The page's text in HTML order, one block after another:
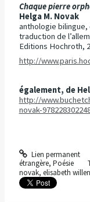
Chaque pierre
Helga M. Novak
anthologie bilingue,
traduction de
Editions Hochroth,
http://
également, de
http://
novak-
Lien permanent
étrangère, Poésie
novak, elisabeth